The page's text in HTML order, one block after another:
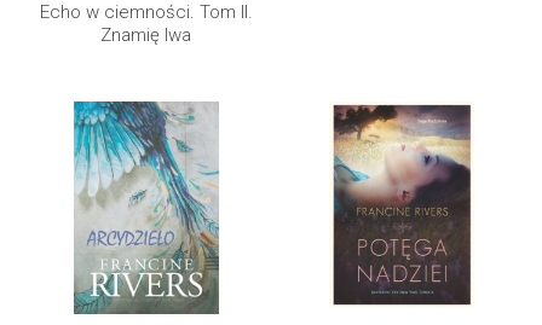
Echo w ciemności. Tom II.
Znamię lwa